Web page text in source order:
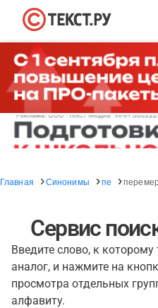
Главная Синонимы пе
Сервис
Введите слово, к которому
аналог, и нажмите на
просмотра отдельных
алфавиту.